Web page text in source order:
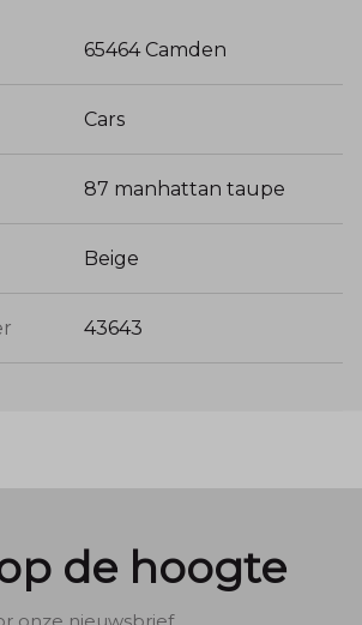
65464 Camden
Cars
87 manhattan taupe
Beige
43643
de hoogte
onze nieuwsbrief